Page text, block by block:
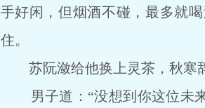
手好闲，但烟酒不碰，最多就
住。
苏阮潋给他换上灵茶，秋寒辞
男子道：“没想到你这位未来